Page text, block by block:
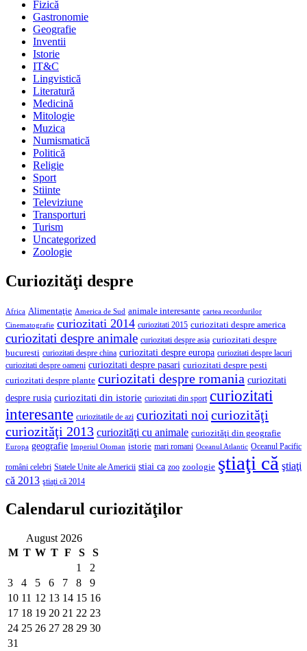
Fizică
Gastronomie
Geografie
Inventii
Istorie
IT&C
Lingvistică
Literatură
Medicină
Mitologie
Muzica
Numismatică
Politică
Religie
Sport
Stiinte
Televiziune
Transporturi
Turism
Uncategorized
Zoologie
Curiozităţi despre
Africa Alimentaţie America de Sud animale interesante cartea recordurilor
Cinematografie curiozitati 2014 curiozitati 2015 curiozitati despre america
curiozitati despre animale curiozitati despre asia curiozitati despre
bucuresti curiozitati despre china curiozitati despre europa curiozitati despre lacuri
curiozitati despre oameni curiozitati despre pasari curiozitati despre pesti
curiozitati despre plante curiozitati despre romania curiozitati
despre rusia curiozitati din istorie curiozitati din sport curiozitati
interesante curiozitatile de azi curiozitati noi curiozităţi
curiozităţi 2013 curiozităţi cu animale curiozităţi din geografie
Europa geografie Imperiul Otoman istorie mari romani Oceanul Atlantic Oceanul Pacific
români celebri Statele Unite ale Americii stiai ca zoo zoologie ştiaţi că ştiaţi
că 2013 ştiaţi că 2014
Calendarul curiozităţilor
August 2026
M T W T F S
S
1
2
3
4 5 6 7 8
9
10 11 12 13 14 15 16
17 18 19 20 21 22 23
24 25 26 27 28 29 30
31